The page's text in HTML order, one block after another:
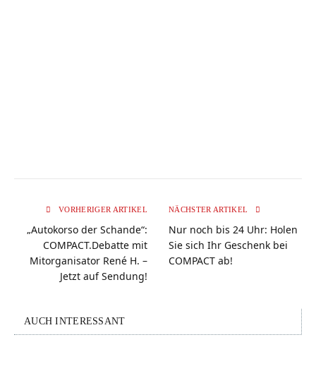
VORHERIGER ARTIKEL
„Autokorso der Schande“:
COMPACT.Debatte mit
Mitorganisator René H. –
Jetzt auf Sendung!
NÄCHSTER ARTIKEL
Nur noch bis 24 Uhr: Holen
Sie sich Ihr Geschenk bei
COMPACT ab!
AUCH INTERESSANT